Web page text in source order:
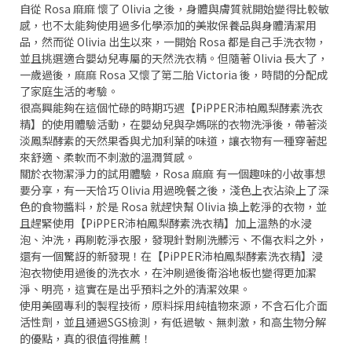
自從 Rosa 麻麻 懷了 Olivia 之後，身體與膚質就開始變得比較敏
感，也不太能夠使用過多化學添加的美妝保養品與身體清潔用
品，然而從 Olivia 出生以來，一開始 Rosa 都是自己手洗衣物，
並且挑選適合嬰幼兒專屬的天然洗衣精。但隨著 Olivia 長大了，
一歲過後，麻麻 Rosa 又懷了第二胎 Victoria 後，時間的分配成
了家庭生活的考驗。
很高興能夠在這個忙碌的時期巧遇【PiPPER沛柏鳳梨酵素洗衣
精】的使用體驗活動，在嬰幼兒與孕媽咪的衣物洗淨後，帶著淡
淡鳳梨酵素的天然果香與尤加利葉的味道，讓衣物有一種穿著起
來舒適、柔軟而不刺激的溫潤質感。
關於衣物潔淨力的試用體驗，Rosa 麻麻 有一個趣味的小故事想
要分享，有一天恰巧 Olivia 用過晚餐之後，淺色上衣沾染上了深
色的食物醬料，於是 Rosa 就趕快幫 Olivia 換上乾淨的衣物，並
且趕緊使用【PiPPER沛柏鳳梨酵素洗衣精】加上溫熱的水浸
泡、沖洗，再刷乾淨衣服，發現針對刷洗髒污、不傷衣料之外，
還有一個驚訝的新發現！在【PiPPER沛柏鳳梨酵素洗衣精】浸
泡衣物使用過後的洗衣水，在沖刷過後衛浴地板也變得更加潔
淨、明亮，這實在是出乎預料之外的清潔效果。
使用美國專利的製程技術，原料採用純植物來源，不含石化介面
活性劑，並且通過SGS檢測，有低過敏、無刺激，和高生物分解
的優點，真的很值得推薦！